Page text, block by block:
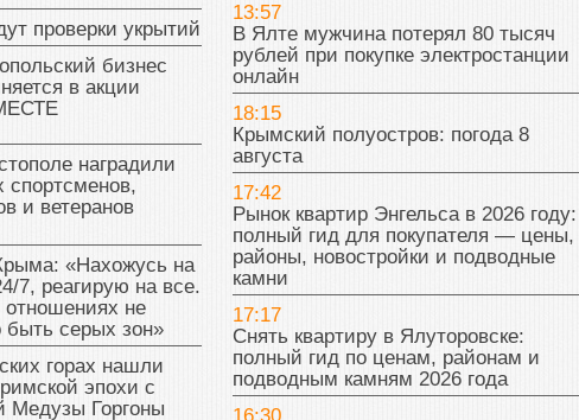
проверки укрытий
бизнес
в акции
наградили
спортсменов,
и ветеранов
«Нахожусь на
7, реагирую на все.
отношениях не
быть серых зон»
горах нашли
эпохи с
Медузы Горгоны
13:57
В Ялте мужчина потерял 80 тысяч
рублей при покупке электростанции
онлайн
18:15
Крымский полуостров: погода 8
августа
17:42
Рынок квартир Энгельса в 2026 году:
полный гид для покупателя — цены,
районы, новостройки и подводные
камни
17:17
Снять квартиру в Ялуторовске:
полный гид по ценам, районам и
подводным камням 2026 года